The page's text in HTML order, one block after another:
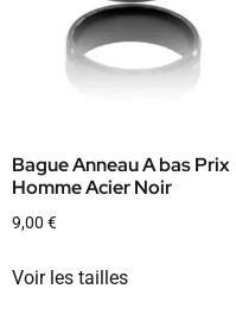
Bague Anneau A bas Prix
Homme Acier Noir
9,00 €
Voir les tailles